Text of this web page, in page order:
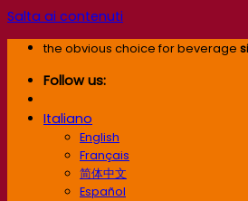
Salta ai contenuti
the obvious choice for beverage
Follow us:
Italiano
English
Français
简体中文
Español